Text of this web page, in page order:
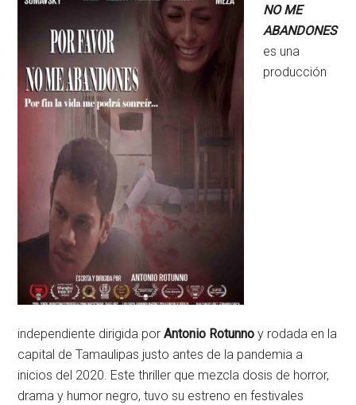
NO ME
ABANDONES
es una
producción
independiente dirigida porAntonio Rotunnoy rodada en la
capital de Tamaulipas justo antes de la pandemia a
inicios del 2020. Este thriller que mezcla dosis de horror,
drama y humor negro, tuvo su estreno en festivales